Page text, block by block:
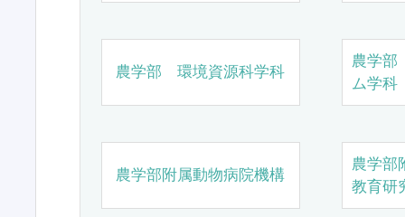
農学部 環境資源科学科
農学
ム学科
農学部附属動物病院機構
農学部
教育研